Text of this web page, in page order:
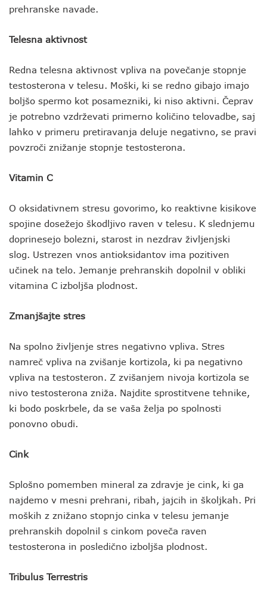
prehranske navade.
Telesna aktivnost
Redna telesna aktivnost vpliva na povečanje stopnje
testosterona v telesu. Moški, ki se redno gibajo imajo
boljšo spermo kot posamezniki, ki niso aktivni. Čeprav
je potrebno vzdrževati primerno količino telovadbe, saj
lahko v primeru pretiravanja deluje negativno, se pravi
povzroči znižanje stopnje testosterona.
Vitamin C
O oksidativnem stresu govorimo, ko reaktivne kisikove
spojine dosežejo škodljivo raven v telesu. K slednjemu
doprinesejo bolezni, starost in nezdrav življenjski
slog. Ustrezen vnos antioksidantov ima pozitiven
učinek na telo. Jemanje prehranskih dopolnil v obliki
vitamina C izboljša plodnost.
Zmanjšajte stres
Na spolno življenje stres negativno vpliva. Stres
namreč vpliva na zvišanje kortizola, ki pa negativno
vpliva na testosteron. Z zvišanjem nivoja kortizola se
nivo testosterona zniža. Najdite sprostitvene tehnike,
ki bodo poskrbele, da se vaša želja po spolnosti
ponovno obudi.
Cink
Splošno pomemben mineral za zdravje je cink, ki ga
najdemo v mesni prehrani, ribah, jajcih in školjkah. Pri
moških z znižano stopnjo cinka v telesu jemanje
prehranskih dopolnil s cinkom poveča raven
testosterona in posledično izboljša plodnost.
Tribulus Terrestris